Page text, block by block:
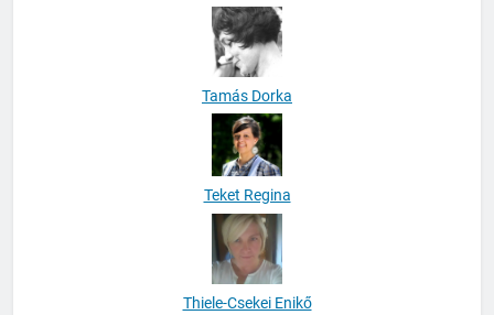
Tamás Dorka
Teket Regina
Thiele-Csekei Enikő